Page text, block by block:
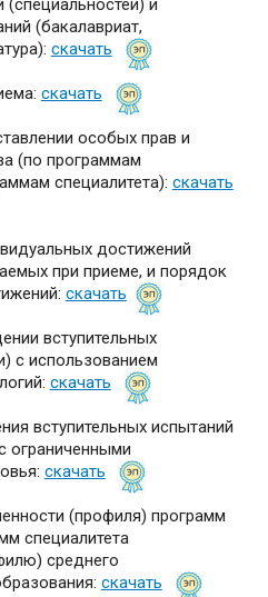
(специальностей) и
(бакалавриат,
скачать
скачать
особых прав и
(по программам
специалитета): скачать
достижений
при приеме, и порядок
скачать
вступительных
с использованием
скачать
вступительных испытаний
ограниченными
скачать
(профиля) программ
специалитета
среднего
скачать